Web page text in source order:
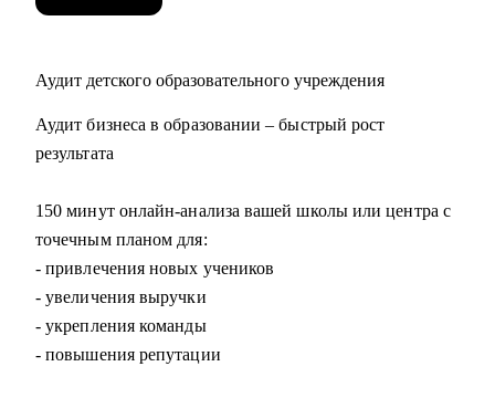
Аудит детского образовательного учреждения
Аудит бизнеса в образовании – быстрый рост
результата
150 минут онлайн-анализа вашей школы или центра с
точечным планом для:
- привлечения новых учеников
- увеличения выручки
- укрепления команды
- повышения репутации